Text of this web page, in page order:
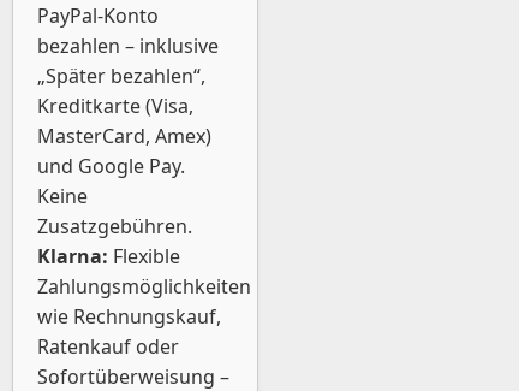
PayPal-Konto
bezahlen – inklusive
„Später bezahlen“,
Kreditkarte (Visa,
MasterCard, Amex)
und Google Pay.
Keine
Zusatzgebühren.
Klarna: Flexible
Zahlungsmöglichkeiten
wie Rechnungskauf,
Ratenkauf oder
Sofortüberweisung –